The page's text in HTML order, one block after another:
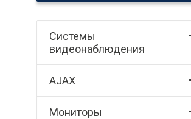
Системы
видеонаблюдения
AJAX
Мониторы